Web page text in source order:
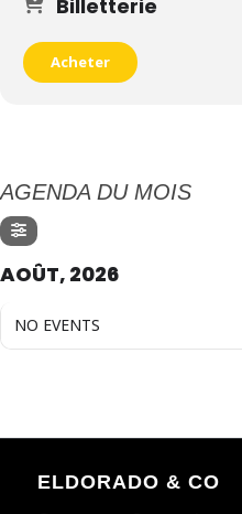
Billetterie
Acheter
AGENDA DU MOIS
AOÛT, 2026
NO EVENTS
ELDORADO & CO